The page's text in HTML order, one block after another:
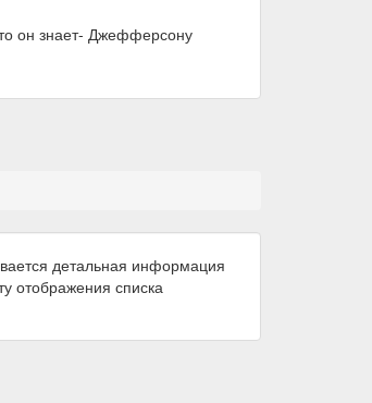
он знает- Джефферсону
детальная информация
отображения списка